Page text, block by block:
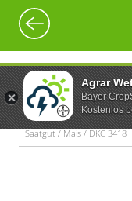
Agrar
Bayer
Kostenlos
Saatgut / Mais / DKC 3418